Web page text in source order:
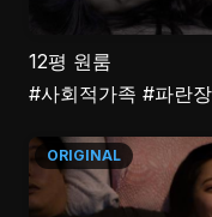
12평 원룸
#사회적가족 #파란
ORIGINAL